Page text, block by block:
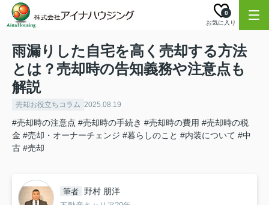
お気に入り
0
雨漏りした自宅を高く売却する方法
とは？売却時の告知義務や注意点も
解説
売却お役立ちコラム 2025.08.19
#売却時の注意点 #売却時の手続き #売却時の費用 #売却時の税
金 #売却・オーナーチェンジ #暮らしのこと #内装について #中
古 #売却
筆者 野村 朋洋